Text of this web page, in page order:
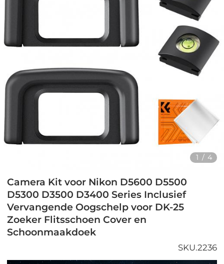
1 / 4
Camera Kit voor Nikon D5600 D5500
D5300 D3500 D3400 Series Inclusief
Vervangende Oogschelp voor DK-25
Zoeker Flitsschoen Cover en
Schoonmaakdoek
SKU.2236